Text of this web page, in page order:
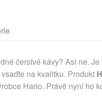
čerstvé kávy? Asi ne.
na kvalitku. Produkt
Hario. Právě nyní ho